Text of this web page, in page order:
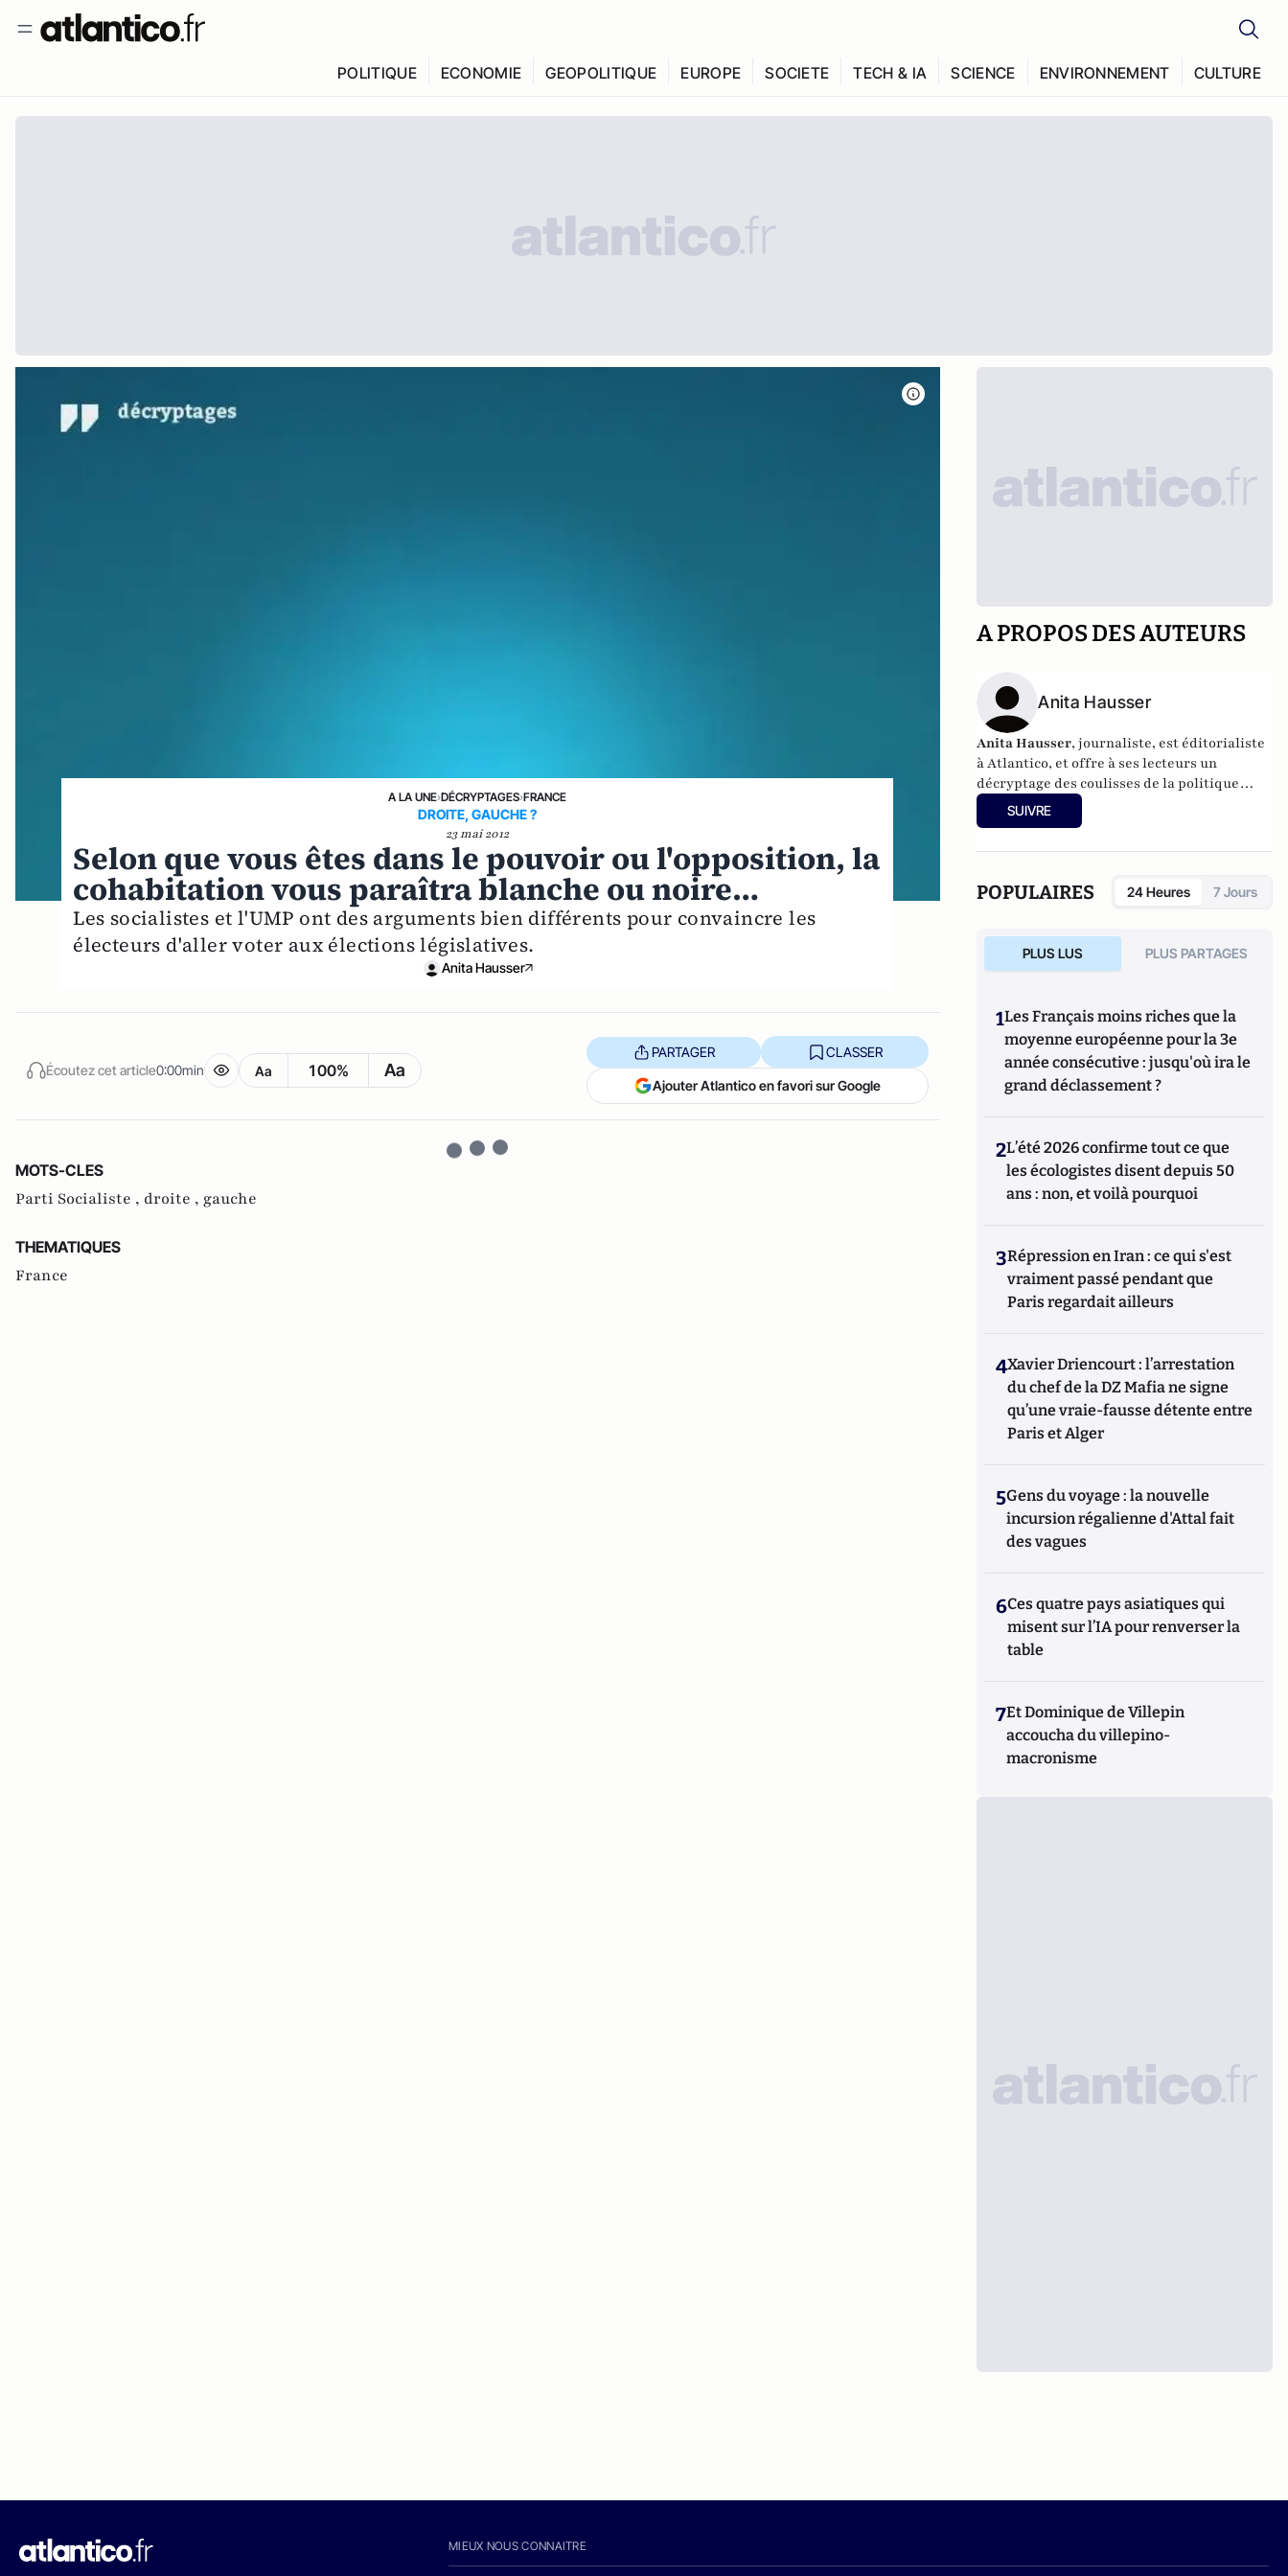
POLITIQUE ECONOMIE GEOPOLITIQUE EUROPE SOCIETE TECH & IA SCIENCE ENVIRONNEMENT CULTURE
A LA UNE›DÉCRYPTAGES›FRANCE
DROITE, GAUCHE ?
23 mai 2012
Selon que vous êtes dans le pouvoir ou l'opposition, la
cohabitation vous paraîtra blanche ou noire…
Les socialistes et l'UMP ont des arguments bien différents pour convaincre les
électeurs d'aller voter aux élections législatives.
Anita Hausser
Écoutez cet article0:00min Aa 100% Aa
PARTAGER CLASSER
Ajouter Atlantico en favori sur Google
MOTS-CLES
Parti Socialiste , droite , gauche
THEMATIQUES
France
A PROPOS DES AUTEURS
Anita Hausser
Anita Hausser, journaliste, est éditorialiste
à Atlantico, et offre à ses lecteurs un
décryptage des coulisses de la politique
française et internationale. Elle a
notamment publié
députée, un homme comme les autres ?
(2014) etBruno Le Maire, l'Affranchi
SUIVRE
POPULAIRES 24 Heures 7 Jours
PLUS LUS PLUS PARTAGES
1Les Français moins riches que la
moyenne européenne pour la 3e
année consécutive : jusqu'où ira le
grand déclassement ?
2L’été 2026 confirme tout ce que
les écologistes disent depuis 50
ans : non, et voilà pourquoi
3Répression en Iran : ce qui s'est
vraiment passé pendant que
Paris regardait ailleurs
4Xavier Driencourt : l’arrestation
du chef de la DZ Mafia ne signe
qu’une vraie-fausse détente entre
Paris et Alger
5Gens du voyage : la nouvelle
incursion régalienne d'Attal fait
des vagues
6Ces quatre pays asiatiques qui
misent sur l’IA pour renverser la
table
7Et Dominique de Villepin
accoucha du villepino-
macronisme
MIEUX NOUS CONNAITRE